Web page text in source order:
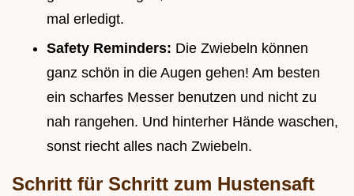
mal erledigt.
Safety Reminders: Die Zwiebeln können
ganz schön in die Augen gehen! Am besten
ein scharfes Messer benutzen und nicht zu
nah rangehen. Und hinterher Hände waschen,
sonst riecht alles nach Zwiebeln.
Schritt für Schritt zum Hustensaft